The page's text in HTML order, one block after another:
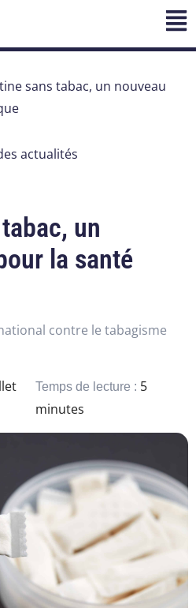
sans tabac, un nouveau
actualités
un
la santé
contre le tabagisme
Temps de lecture : 5
minutes